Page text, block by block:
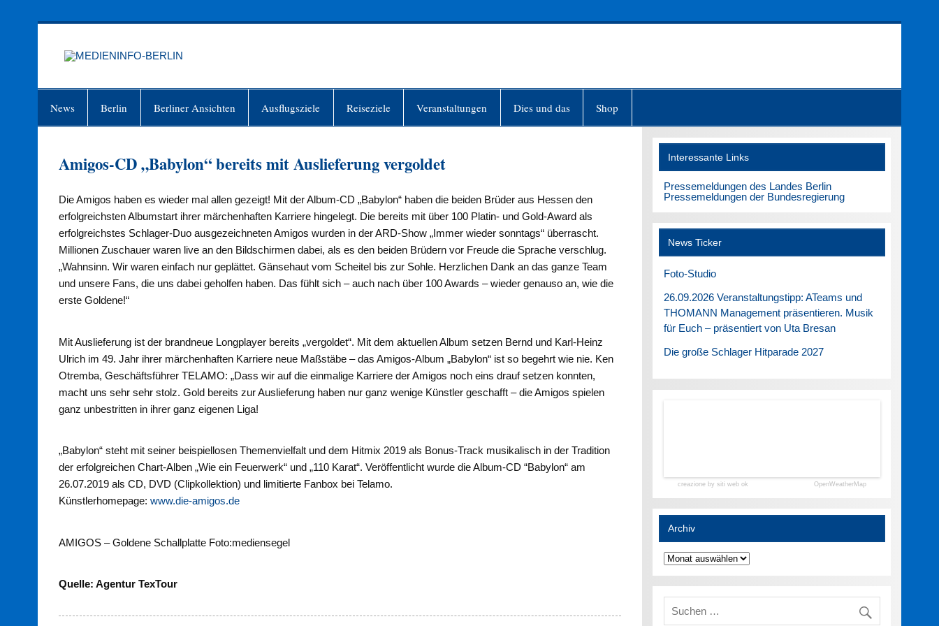
News Berlin Berliner Ansichten Ausflugsziele Reiseziele Veranstaltungen Dies und das Shop
Amigos-CD „Babylon“ bereits mit Auslieferung vergoldet
Die Amigos haben es wieder mal allen gezeigt! Mit der Album-CD „Babylon“ haben die beiden Brüder aus Hessen den
erfolgreichsten Albumstart ihrer märchenhaften Karriere hingelegt. Die bereits mit über 100 Platin- und Gold-Award als
erfolgreichstes Schlager-Duo ausgezeichneten Amigos wurden in der ARD-Show „Immer wieder sonntags“ überrascht.
Millionen Zuschauer waren live an den Bildschirmen dabei, als es den beiden Brüdern vor Freude die Sprache verschlug.
„Wahnsinn. Wir waren einfach nur geplättet. Gänsehaut vom Scheitel bis zur Sohle. Herzlichen Dank an das ganze Team
und unsere Fans, die uns dabei geholfen haben. Das fühlt sich – auch nach über 100 Awards – wieder genauso an, wie die
erste Goldene!“
Mit Auslieferung ist der brandneue Longplayer bereits „vergoldet“. Mit dem aktuellen Album setzen Bernd und Karl-Heinz
Ulrich im 49. Jahr ihrer märchenhaften Karriere neue Maßstäbe – das Amigos-Album „Babylon“ ist so begehrt wie nie. Ken
Otremba, Geschäftsführer TELAMO: „Dass wir auf die einmalige Karriere der Amigos noch eins drauf setzen konnten,
macht uns sehr sehr stolz. Gold bereits zur Auslieferung haben nur ganz wenige Künstler geschafft – die Amigos spielen
ganz unbestritten in ihrer ganz eigenen Liga!
„Babylon“ steht mit seiner beispiellosen Themenvielfalt und dem Hitmix 2019 als Bonus-Track musikalisch in der Tradition
der erfolgreichen Chart-Alben „Wie ein Feuerwerk“ und „110 Karat“. Veröffentlicht wurde die Album-CD “Babylon“ am
26.07.2019 als CD, DVD (Clipkollektion) und limitierte Fanbox bei Telamo.
Künstlerhomepage: www.die-amigos.de
AMIGOS – Goldene Schallplatte Foto:mediensegel
Quelle: Agentur TexTour
Interessante Links
Pressemeldungen des Landes Berlin
Pressemeldungen der Bundesregierung
News Ticker
Foto-Studio
26.09.2026 Veranstaltungstipp: ATeams und
THOMANN Management präsentieren. Musik
für Euch – präsentiert von Uta Bresan
Die große Schlager Hitparade 2027
creazione by siti web ok OpenWeatherMap
Archiv
Archiv